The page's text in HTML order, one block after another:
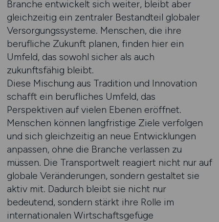
Branche entwickelt sich weiter, bleibt aber
gleichzeitig ein zentraler Bestandteil globaler
Versorgungssysteme. Menschen, die ihre
berufliche Zukunft planen, finden hier ein
Umfeld, das sowohl sicher als auch
zukunftsfähig bleibt.
Diese Mischung aus Tradition und Innovation
schafft ein berufliches Umfeld, das
Perspektiven auf vielen Ebenen eröffnet.
Menschen können langfristige Ziele verfolgen
und sich gleichzeitig an neue Entwicklungen
anpassen, ohne die Branche verlassen zu
müssen. Die Transportwelt reagiert nicht nur auf
globale Veränderungen, sondern gestaltet sie
aktiv mit. Dadurch bleibt sie nicht nur
bedeutend, sondern stärkt ihre Rolle im
internationalen Wirtschaftsgefüge